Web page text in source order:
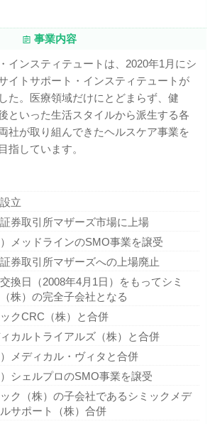
事業内容
インスティテュートは、2020年1月にシ
イトサポート・インスティテュートが
た。医療領域だけにとどまらず、健
といった生活スタイルから派生する各
社が取り組んできたヘルスケア事業を
指しています。
立
券取引所マザーズ市場に上場
）メッドラインのSMO事業を譲受
券取引所マザーズへの上場廃止
換日（2008年4月1日）をもってシミ
株）の完全子会社となる
クCRC（株）と合併
ィカルトライアルズ（株）と合併
）メディカル・ヴィタと合併
）シェルプロのSMO事業を譲受
ク（株）の子会社であるシミックメデ
サポート（株）合併